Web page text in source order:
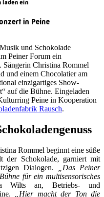
laden ein
in Peine
und Schokolade
Peiner Forum ein
Christina Rommel
und einem Chocolatier am
einzigartiges Show-
auf die Bühne. Eingeladen
Peine in Kooperation
Rausch.
Rommel beginnt eine süße
der Schokolade, garniert mit
Dialogen.
„Das Peiner
für ein multisensorisches
Wilts an, Betriebs- und
„Hier macht der Ton die